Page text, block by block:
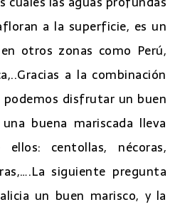
a la superficie, es un
otros zonas como Perú,
a la combinación
disfrutar un buen
buena mariscada lleva
centollas, nécoras,
siguiente pregunta
un buen marisco, y la